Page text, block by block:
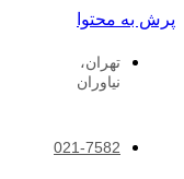
پرش به محتوا
تهران،
نیاوران
021-7582